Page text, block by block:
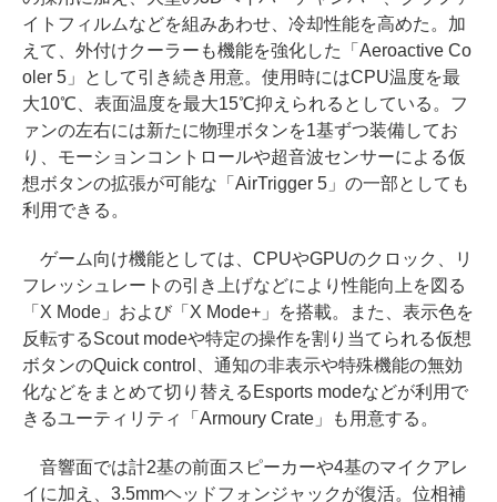
イトフィルムなどを組みあわせ、冷却性能を高めた。加
えて、外付けクーラーも機能を強化した「Aeroactive Co
oler 5」として引き続き用意。使用時にはCPU温度を最
大10℃、表面温度を最大15℃抑えられるとしている。フ
ァンの左右には新たに物理ボタンを1基ずつ装備してお
り、モーションコントロールや超音波センサーによる仮
想ボタンの拡張が可能な「AirTrigger 5」の一部としても
利用できる。
ゲーム向け機能としては、CPUやGPUのクロック、リ
フレッシュレートの引き上げなどにより性能向上を図る
「X Mode」および「X Mode+」を搭載。また、表示色を
反転するScout modeや特定の操作を割り当てられる仮想
ボタンのQuick control、通知の非表示や特殊機能の無効
化などをまとめて切り替えるEsports modeなどが利用で
きるユーティリティ「Armoury Crate」も用意する。
音響面では計2基の前面スピーカーや4基のマイクアレ
イに加え、3.5mmヘッドフォンジャックが復活。位相補